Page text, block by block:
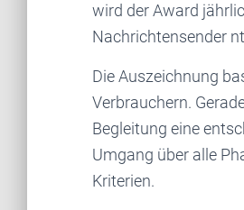
wird der Award
Nachrichtensender
Die Auszeichnung
Verbrauchern.
Begleitung eine
Umgang über alle
Kriterien.